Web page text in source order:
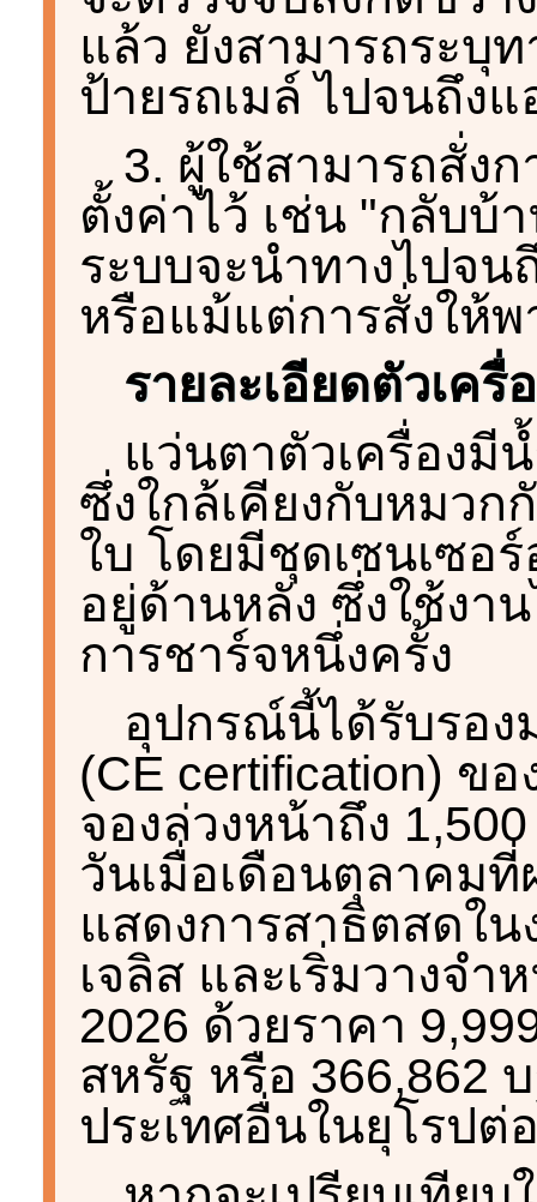
แล้ว ยังสามารถระบุ
ป้ายรถเมล์ ไปจนถึง
3. ผู้ใช้สามารถสั่ง
ตั้งค่าไว้ เช่น "กลับบ้
ระบบจะนำทางไปจน
หรือแม้แต่การสั่งให้
รายละเอียดตัวเครื่
แว่นตาตัวเครื่องมี
ซึ่งใกล้เคียงกับหมว
ใบ โดยมีชุดเซนเซอ
อยู่ด้านหลัง ซึ่งใช้งา
การชาร์จหนึ่งครั้ง
อุปกรณ์นี้ได้รับรอ
(CE certification) ข
จองล่วงหน้าถึง
วันเมื่อเดือนตุลาคม
แสดงการสาธิตสดใ
เจลิส และเริ่มวางจ
2026 ด้วยราคา
สหรัฐ หรือ 366,862
ประเทศอื่นในยุโรปต่